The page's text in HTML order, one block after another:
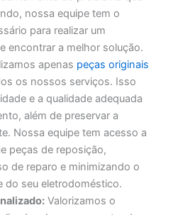
nossa equipe tem o
para realizar um
encontrar a melhor solução.
apenas peças originais
os nossos serviços. Isso
e a qualidade adequada
além de preservar a
Nossa equipe tem acesso a
peças de reposição,
de reparo e minimizando o
do seu eletrodoméstico.
Valorizamos o